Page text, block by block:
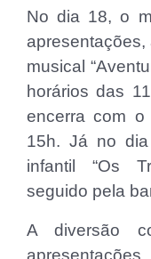
No dia 18, o
musical
horários das
encerra com
15h. Já no
infantil “Os
seguido pela
A diversão